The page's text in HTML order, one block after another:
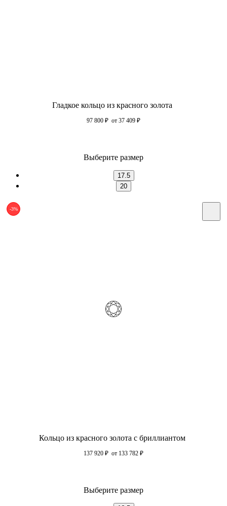
Гладкое кольцо из красного золота
97 800 ₽ от 37 409 ₽
Выберите размер
17.5
20
-3%
Кольцо из красного золота с бриллиантом
137 920 ₽ от 133 782 ₽
Выберите размер